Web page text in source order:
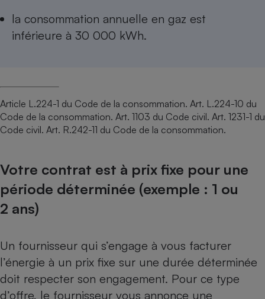
la consommation annuelle en gaz est
inférieure à 30 000 kWh.
Article L.224-1 du Code de la consommation. Art. L.224-10 du
Code de la consommation. Art. 1103 du Code civil. Art. 1231-1 du
Code civil. Art. R.242-11 du Code de la consommation.
Votre contrat est à prix fixe pour une
période déterminée (exemple : 1 ou
2 ans)
Un fournisseur qui s’engage à vous facturer
l’énergie à un prix fixe sur une durée déterminée
doit respecter son engagement. Pour ce type
d’offre, le fournisseur vous annonce une